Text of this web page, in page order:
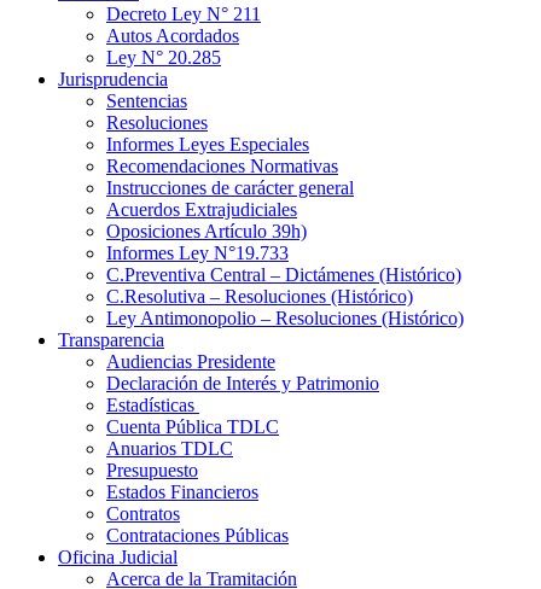
Decreto Ley N° 211
Autos Acordados
Ley N° 20.285
Jurisprudencia
Sentencias
Resoluciones
Informes Leyes Especiales
Recomendaciones Normativas
Instrucciones de carácter general
Acuerdos Extrajudiciales
Oposiciones Artículo 39h)
Informes Ley N°19.733
C.Preventiva Central – Dictámenes (Histórico)
C.Resolutiva – Resoluciones (Histórico)
Ley Antimonopolio – Resoluciones (Histórico)
Transparencia
Audiencias Presidente
Declaración de Interés y Patrimonio
Estadísticas
Cuenta Pública TDLC
Anuarios TDLC
Presupuesto
Estados Financieros
Contratos
Contrataciones Públicas
Oficina Judicial
Acerca de la Tramitación